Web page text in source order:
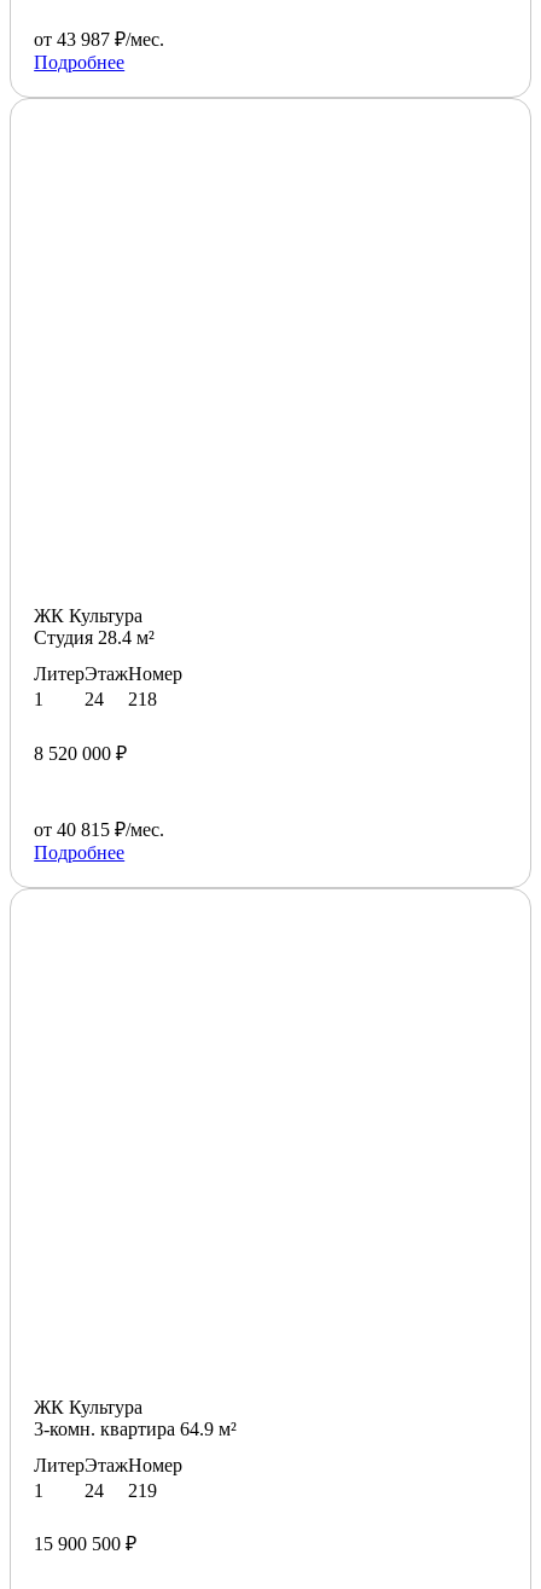
от 43 987 ₽/мес.
Подробнее
ЖК Культура
Студия 28.4 м²
Литер
1
Этаж
24
Номер
218
8 520 000 ₽
от 40 815 ₽/мес.
Подробнее
ЖК Культура
3-комн. квартира 64.9 м²
Литер
1
Этаж
24
Номер
219
15 900 500 ₽